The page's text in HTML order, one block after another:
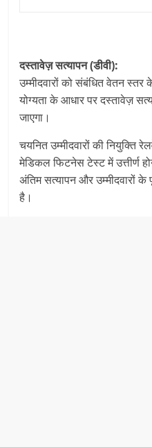
दस्तावेज़ सत्यापन (डीवी):
उम्मीदवारों को संबंधित वेतन
योग्यता के आधार पर दस्तावेज़
जाएगा।
चयनित उम्मीदवारों की नियुक्ति
मेडिकल फिटनेस टेस्ट में उत्तीर्ण
अंतिम सत्यापन और उम्मीदवारों
है।